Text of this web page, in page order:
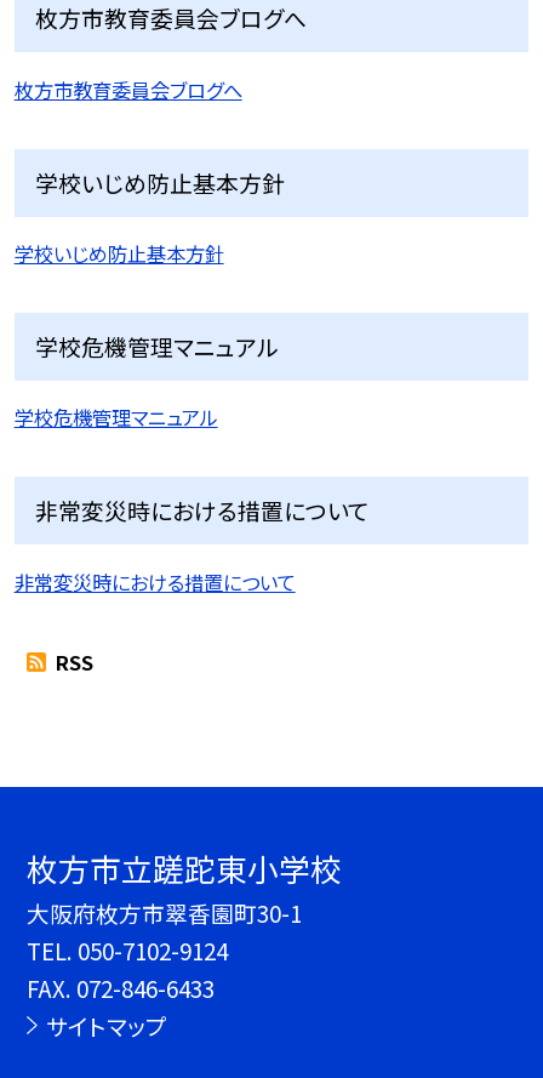
枚方市教育委員会ブログへ
枚方市教育委員会ブログへ
学校いじめ防止基本方針
学校いじめ防止基本方針
学校危機管理マニュアル
学校危機管理マニュアル
非常変災時における措置について
非常変災時における措置について
RSS
枚方市立蹉跎東小学校
大阪府枚方市翠香園町30-1
TEL. 050-7102-9124
FAX. 072-846-6433
サイトマップ